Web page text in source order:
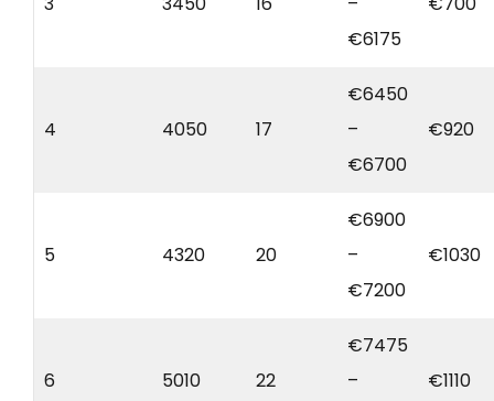
€6175
4 4050 17
€6450
–
€6700
€920
5 4320 20
€6900
–
€7200
€1030
6 5010 22
€7475
–
€1110